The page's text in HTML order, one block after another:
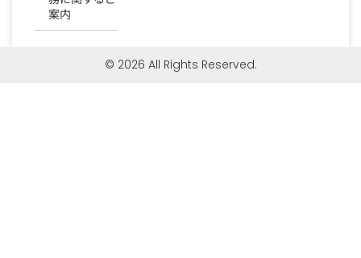
案内
© 2026 All Rights Reserved.